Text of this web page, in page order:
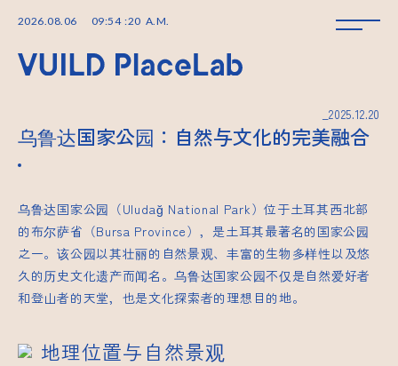
2026.08.06 09:54 :21 A.M.
_2025.12.20
乌鲁达国家公园：自然与文化的完美融合
乌鲁达国家公园（Uludağ National Park）位于土耳其西北部
的布尔萨省（Bursa Province），是土耳其最著名的国家公园
之一。该公园以其壮丽的自然景观、丰富的生物多样性以及悠
久的历史文化遗产而闻名。乌鲁达国家公园不仅是自然爱好者
和登山者的天堂，也是文化探索者的理想目的地。
地理位置与自然景观